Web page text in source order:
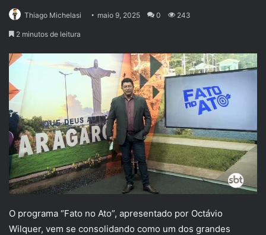
Thiago Michelasi maio 9, 2025 0 243
2 minutos de leitura
O programa “Fato no Ato”, apresentado por Octávio
Wilquer, vem se consolidando como um dos grandes